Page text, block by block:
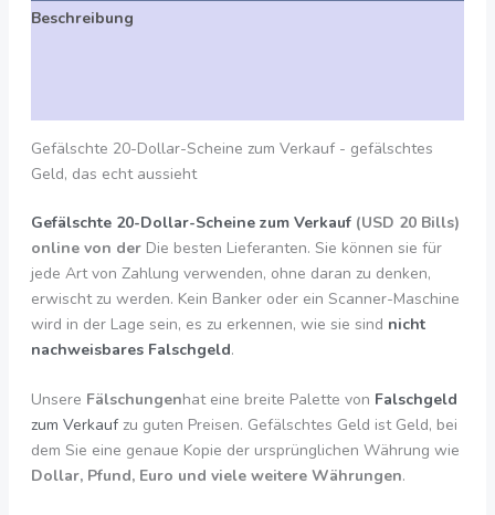
Beschreibung
Gefälschte 20-Dollar-Scheine zum Verkauf - gefälschtes
Geld, das echt aussieht
Gefälschte 20-Dollar-Scheine zum Verkauf(USD 20 Bills)
online von der Die besten Lieferanten. Sie können sie für
jede Art von Zahlung verwenden, ohne daran zu denken,
erwischt zu werden. Kein Banker oder ein Scanner-Maschine
wird in der Lage sein, es zu erkennen, wie sie sind nicht
nachweisbares Falschgeld.
Unsere Fälschungenhat eine breite Palette von Falschgeld
zum Verkaufzu guten Preisen. Gefälschtes Geld ist Geld, bei
dem Sie eine genaue Kopie der ursprünglichen Währung wie
Dollar, Pfund, Euro und viele weitere Währungen.